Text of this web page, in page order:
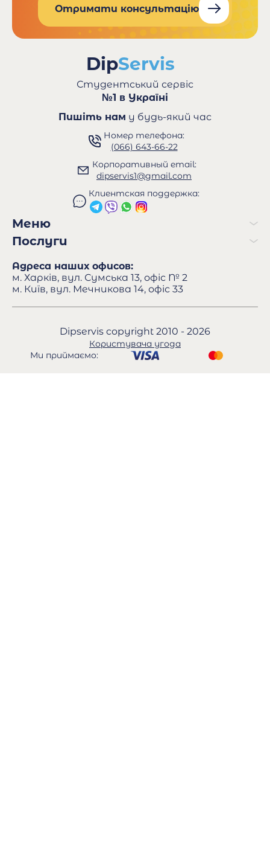
Отримати консультацію
Студентський сервіс
№1 в Україні
Пишіть нам у будь-який час
Номер телефона:
(066) 643-66-22
Корпоративный email:
dipservis1@gmail.com
Клиентская поддержка:
Меню
Послуги
Адреса наших офисов:
м. Харків, вул. Сумська 13, офіс № 2
м. Київ, вул. Мечникова 14, офіс 33
Dipservis copyright 2010 - 2026
Користувача угода
Ми приймаємо: